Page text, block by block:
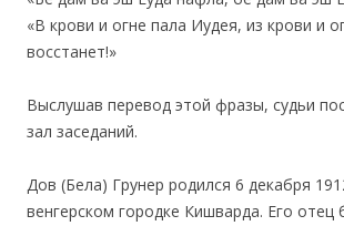
«В крови и огне пала Иудея, из крови и
восстанет!»
Выслушав перевод этой фразы, судьи
зал заседаний.
Дов (Бела) Грунер родился 6 декабря
венгерском городке Кишварда. Его